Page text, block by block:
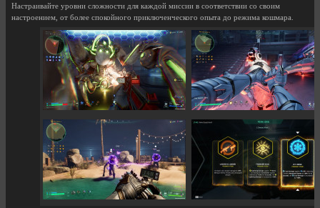
Настраивайте уровни сложности для каждой миссии в соответствии со своим
настроением, от более спокойного приключенческого опыта до режима кошмара.